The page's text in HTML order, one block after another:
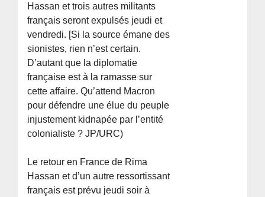
Hassan et trois autres militants
français seront expulsés jeudi et
vendredi. [Si la source émane des
sionistes, rien n’est certain.
D’autant que la diplomatie
française est à la ramasse sur
cette affaire. Qu’attend Macron
pour défendre une élue du peuple
injustement kidnapée par l’entité
colonialiste ? JP/URC)
Le retour en France de Rima
Hassan et d’un autre ressortissant
français est prévu jeudi soir à